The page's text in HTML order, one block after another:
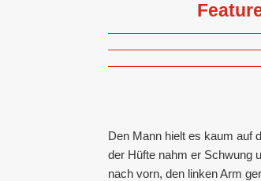
Den Mann hielt es kaum auf
der Hüfte nahm er Schwung
nach vorn, den linken Arm